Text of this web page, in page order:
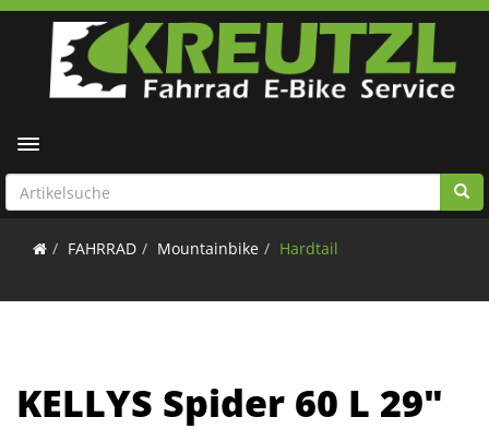
Toggle navigation
FAHRRAD Mountainbike Hardtail
KELLYS Spider 60 L 29"